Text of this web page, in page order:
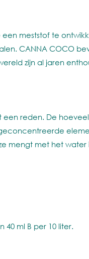
meststof te
CANNA COCO
zijn al jaren
reden. De
mengt met het water
ml B per 10 liter.